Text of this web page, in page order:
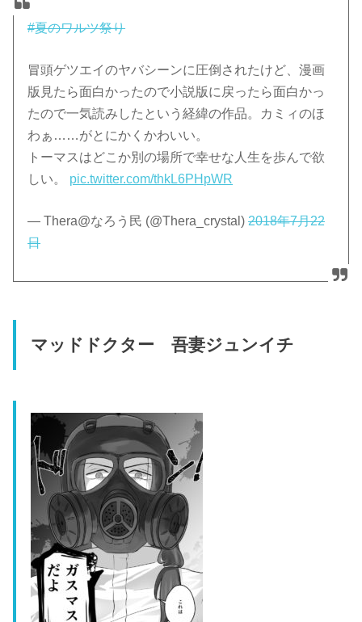
#夏のワルツ祭り
冒頭ゲツエイのヤバシーンに圧倒されたけど、漫画
版見たら面白かったので小説版に戻ったら面白かっ
たので一気読みしたという経緯の作品。カミィのほ
わぁ……がとにかくかわいい。
トーマスはどこか別の場所で幸せな人生を歩んで欲
しい。 pic.twitter.com/thkL6PHpWR
— Thera@なろう民 (@Thera_crystal)2018年7月22
日
マッドドクター 吾妻ジュンイチ